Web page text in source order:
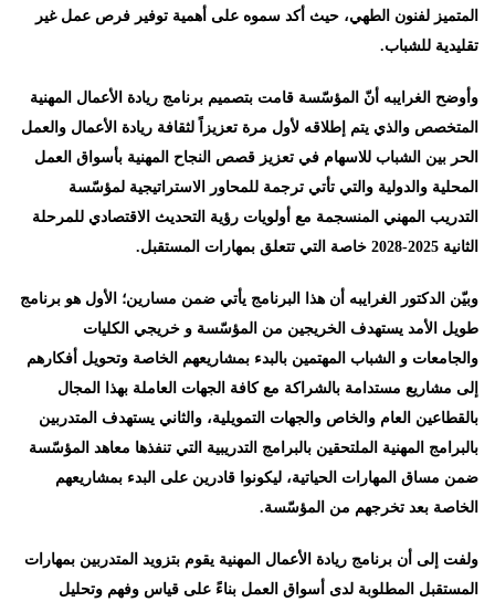
المتميز لفنون الطهي، حيث أكد سموه على أهمية توفير فرص عمل غير
تقليدية للشباب.
وأوضح الغرايبه أنّ المؤسّسة قامت بتصميم برنامج ريادة الأعمال المهنية
المتخصص والذي يتم إطلاقه لأول مرة تعزيزاً لثقافة ريادة الأعمال والعمل
الحر بين الشباب للاسهام في تعزيز قصص النجاح المهنية بأسواق العمل
المحلية والدولية والتي تأتي ترجمة للمحاور الاستراتيجية لمؤسّسة
التدريب المهني المنسجمة مع أولويات رؤية التحديث الاقتصادي للمرحلة
الثانية 2025-2028 خاصة التي تتعلق بمهارات المستقبل
.
وبيّن الدكتور الغرايبه أن هذا البرنامج يأتي ضمن مسارين؛ الأول هو برنامج
طويل الأمد يستهدف الخريجين من المؤسّسة و خريجي الكليات
والجامعات و الشباب المهتمين بالبدء بمشاريعهم الخاصة وتحويل أفكارهم
إلى مشاريع مستدامة بالشراكة مع كافة الجهات العاملة بهذا المجال
بالقطاعين العام والخاص والجهات التمويلية، والثاني يستهدف المتدربين
بالبرامج المهنية الملتحقين بالبرامج التدريبية التي تنفذها معاهد المؤسّسة
ضمن مساق المهارات الحياتية، ليكونوا قادرين على البدء بمشاريعهم
الخاصة بعد تخرجهم من المؤسّسة.
ولفت إلى أن برنامج ريادة الأعمال المهنية يقوم بتزويد المتدربين بمهارات
المستقبل المطلوبة لدى أسواق العمل بناءً على قياس وفهم وتحليل